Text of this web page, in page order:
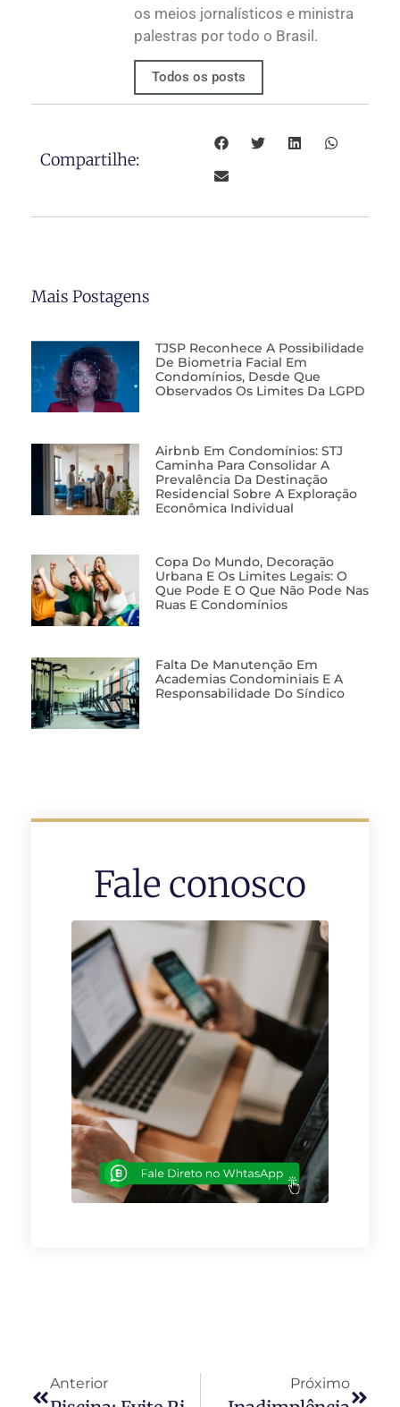
os meios jornalísticos e ministra
palestras por todo o Brasil.
Todos os posts
Compartilhe:
Mais Postagens
TJSP Reconhece A Possibilidade
De Biometria Facial Em
Condomínios, Desde Que
Observados Os Limites Da LGPD
Airbnb Em Condomínios: STJ
Caminha Para Consolidar A
Prevalência Da Destinação
Residencial Sobre A Exploração
Econômica Individual
Copa Do Mundo, Decoração
Urbana E Os Limites Legais: O
Que Pode E O Que Não Pode Nas
Ruas E Condomínios
Falta De Manutenção Em
Academias Condominiais E A
Responsabilidade Do Síndico
Fale conosco
Anterior Próximo